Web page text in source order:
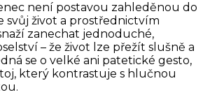
není postavou zahleděnou do
svůj život a prostřednictvím
zanechat jednoduché,
– že život lze přežít slušně a
se o velké ani patetické gesto,
který kontrastuje s hlučnou